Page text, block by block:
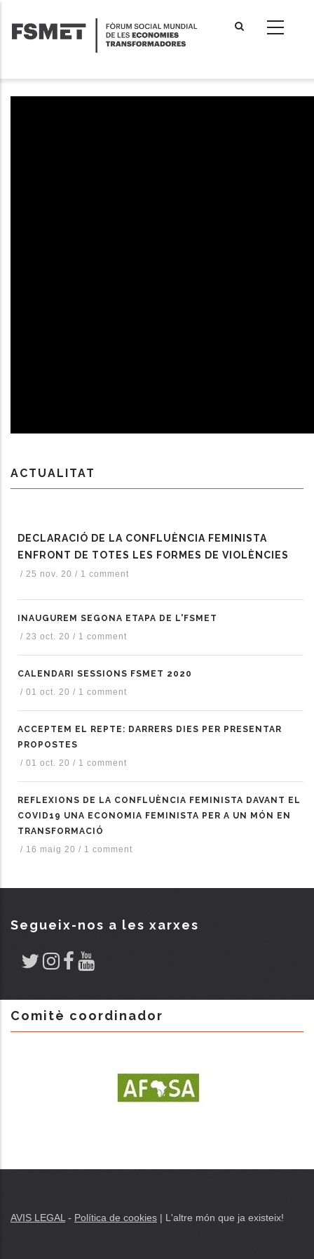
contingut
ACTUALITAT
DECLARACIÓ DE LA CONFLUÈNCIA FEMINISTA
ENFRONT DE TOTES LES FORMES DE VIOLÈNCIES
/ 25 nov. 20 / 1 comment
INAUGUREM SEGONA ETAPA DE L'FSMET
/ 23 oct. 20 / 1 comment
CALENDARI SESSIONS FSMET 2020
/ 01 oct. 20 / 1 comment
ACCEPTEM EL REPTE: DARRERS DIES PER PRESENTAR
PROPOSTES
/ 01 oct. 20 / 1 comment
REFLEXIONS DE LA CONFLUÈNCIA FEMINISTA DAVANT EL
COVID19 UNA ECONOMIA FEMINISTA PER A UN MÓN EN
TRANSFORMACIÓ
/ 16 maig 20 / 1 comment
Segueix-nos a les xarxes
Comitè coordinador
AVIS LEGAL - Política de cookies | L'altre món que ja existeix!